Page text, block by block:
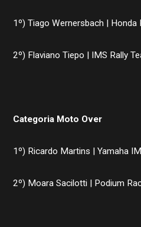
1º) Tiago Wernersbach |
2º) Flaviano Tiepo | IMS Rally
Categoria Moto Over
1º) Ricardo Martins | Yamaha
2º) Moara Sacilotti | Podium